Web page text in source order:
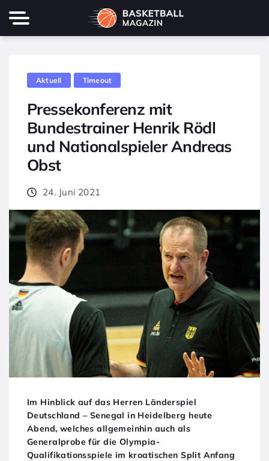
Aktuell Timeout
Pressekonferenz mit
Bundestrainer Henrik Rödl
und Nationalspieler Andreas
Obst
24. Juni 2021
Im Hinblick auf das Herren Länderspiel
Deutschland – Senegal in Heidelberg heute
Abend, welches allgemeinhin auch als
Generalprobe für die Olympia-
Qualifikationsspiele im kroatischen Split Anfang